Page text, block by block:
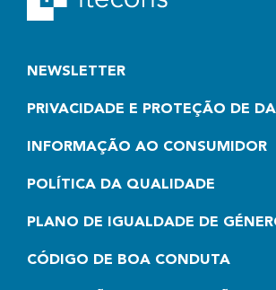
NEWSLETTER
PRIVACIDADE E PROTEÇÃO DE
INFORMAÇÃO AO CONSUMIDOR
POLÍTICA DA QUALIDADE
PLANO DE IGUALDADE DE
CÓDIGO DE BOA CONDUTA